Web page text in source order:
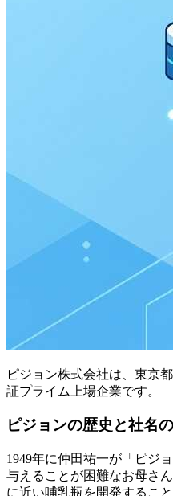
ピジョン株式会社は、東京
証プライム上場企業です。
ピジョンの歴史と社名
1949年に仲田祐一が「ピジ
与えることが困難なお母さ
に近い哺乳瓶を開発するこ